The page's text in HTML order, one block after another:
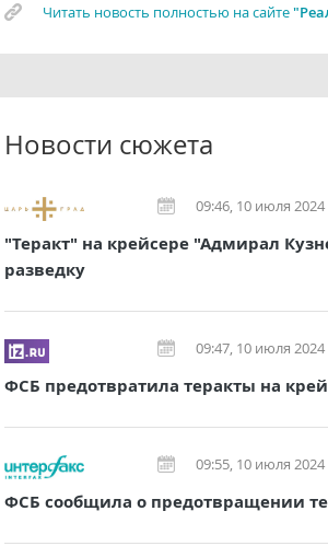
Читать новость полностью на сайте
Новости сюжета
09:46, 10 июля 2024
"Теракт" на крейсере "Адмирал
разведку
09:47, 10 июля 2024
ФСБ предотвратила теракты на
09:55, 10 июля 2024
ФСБ сообщила о предотвращении